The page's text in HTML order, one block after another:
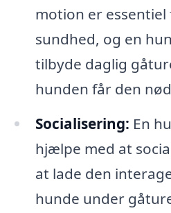
motion er
sundhed, og en
tilbyde daglig
hunden får den
Socialisering: En
hjælpe med at
at lade den
hunde under